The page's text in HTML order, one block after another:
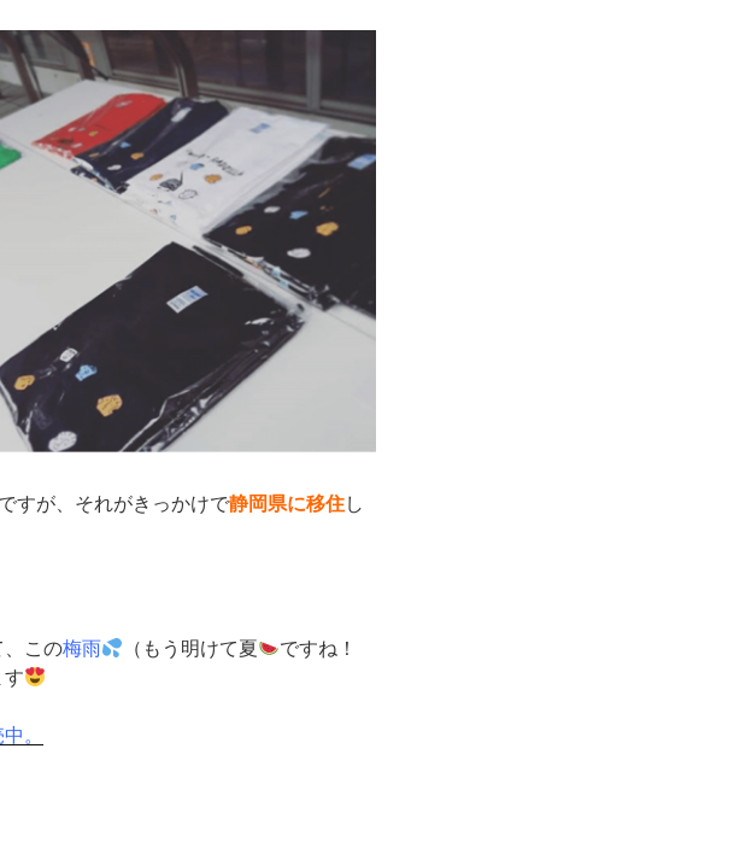
すが、それがきっかけで静岡県に移住し
、この梅雨 （もう明けて夏
ですね！
す
。